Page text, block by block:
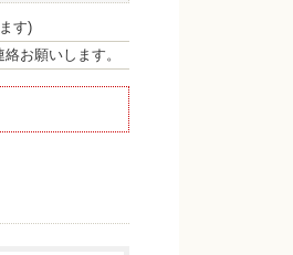
す)
お願いします。